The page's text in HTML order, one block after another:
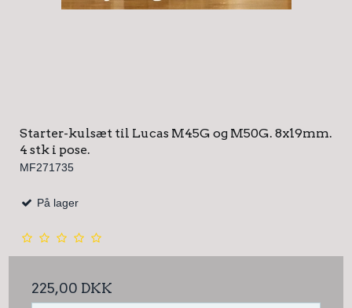
Starter-kulsæt til Lucas M45G og M50G. 8x19mm.
4 stk i pose.
MF271735
På lager
225,00 DKK